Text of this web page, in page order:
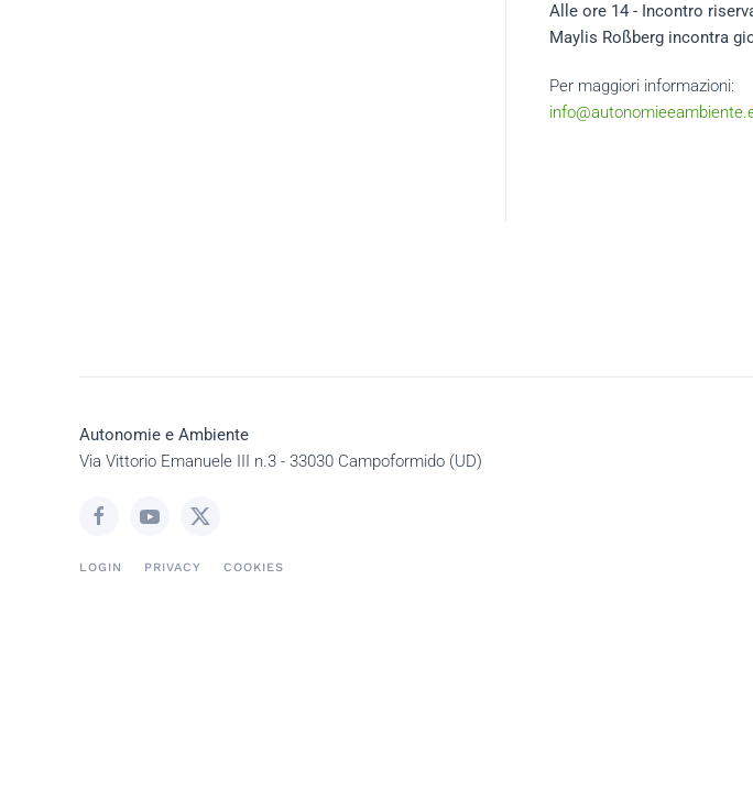
Alle ore 14 - Incontro
Maylis Roßbergincontra
Per maggiori informazioni:
Autonomie e Ambiente
Via Vittorio Emanuele III n.3 - 33030 Campoformido (UD)
LOGIN PRIVACY COOKIES